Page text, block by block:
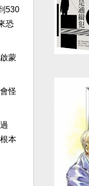
530
恐
蒙
怪
本